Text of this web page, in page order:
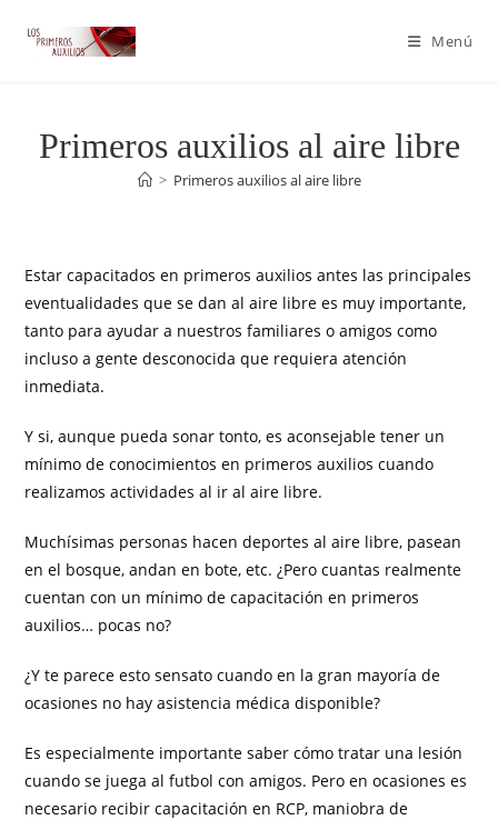
Menú
Primeros auxilios al aire libre
> Primeros auxilios al aire libre
Estar capacitados en primeros auxilios antes las principales
eventualidades que se dan al aire libre es muy importante,
tanto para ayudar a nuestros familiares o amigos como
incluso a gente desconocida que requiera atención
inmediata.
Y si, aunque pueda sonar tonto, es aconsejable tener un
mínimo de conocimientos en primeros auxilios cuando
realizamos actividades al ir al aire libre.
Muchísimas personas hacen deportes al aire libre, pasean
en el bosque, andan en bote, etc. ¿Pero cuantas realmente
cuentan con un mínimo de capacitación en primeros
auxilios… pocas no?
¿Y te parece esto sensato cuando en la gran mayoría de
ocasiones no hay asistencia médica disponible?
Es especialmente importante saber cómo tratar una lesión
cuando se juega al futbol con amigos. Pero en ocasiones es
necesario recibir capacitación en RCP, maniobra de